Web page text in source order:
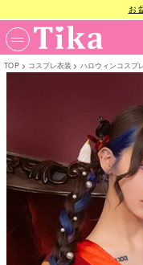
お
TOP コスプレ衣装 ハロウィンコスプ